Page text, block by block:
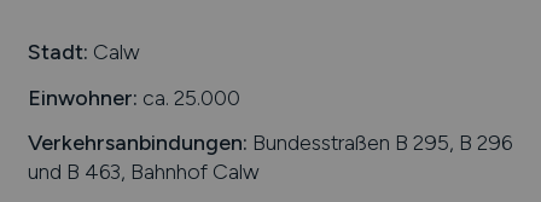
Stadt: Calw
Einwohner: ca. 25.000
Verkehrsanbindungen: Bundesstraßen B 295, B 296
und B 463, Bahnhof Calw